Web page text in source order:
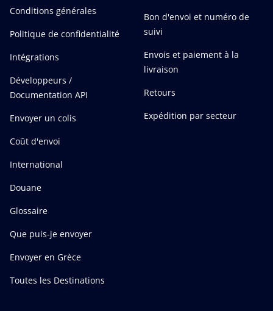
Conditions générales
Politique de confidentialité
Intégrations
Développeurs /
Documentation API
Envoyer un colis
Coût d'envoi
International
Douane
Glossaire
Que puis-je envoyer
Envoyer en Grèce
Toutes les Destinations
Bon d'envoi et numéro de
suivi
Envois et paiement à la
livraison
Retours
Expédition par secteur